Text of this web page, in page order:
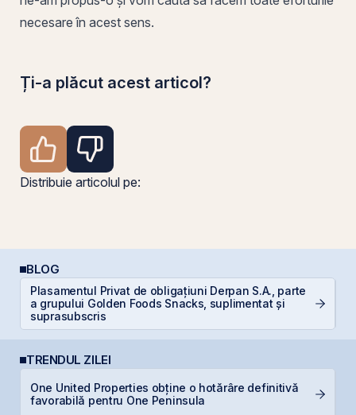
necesare în acest sens.
Ți-a plăcut acest articol?
Distribuie articolul pe:
BLOG
Plasamentul Privat de obligațiuni Derpan S.A., parte
a grupului Golden Foods Snacks, suplimentat și
suprasubscris
TRENDUL ZILEI
One United Properties obține o hotărâre definitivă
favorabilă pentru One Peninsula